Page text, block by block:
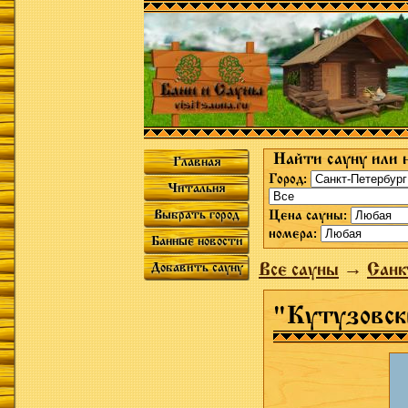
Главная
Читальня
Выбрать город
Банные новости
Добавить сауну
Найти сауну или
Город:
Цена сауны:
номера:
Все сауны→